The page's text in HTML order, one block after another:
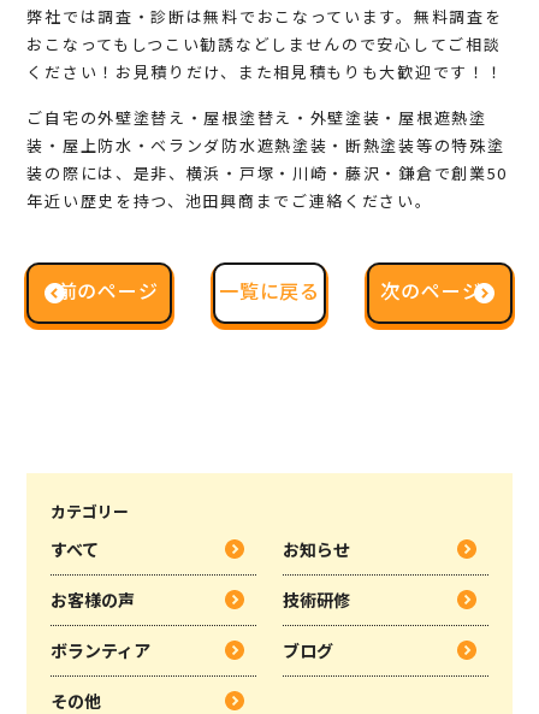
弊社では調査・診断は無料でおこなっています。無料調査を
おこなってもしつこい勧誘などしませんので安心してご相談
ください！ お見積りだけ、また相見積もりも大歓迎 です！！
ご自宅の外壁塗替え・屋根塗替え・外壁塗装・屋根遮熱塗
装・屋上防水・ベランダ防水遮熱塗装・断熱塗装等の特殊塗
装の際には、是非、横浜・戸塚・川崎・藤沢・鎌倉で創業50
年近い歴史を持つ、 池田興商 までご連絡ください。
前のページ 一覧に戻る 次のページ
カテゴリー
すべて お知らせ
お客様の声 技術研修
ボランティア ブログ
その他